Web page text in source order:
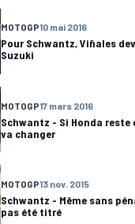
MOTOGP10 mai 2016
Pour Schwantz, Viñales
Suzuki
MOTOGP17 mars 2016
Schwantz - Si Honda
va changer
MOTOGP13 nov. 2015
Schwantz - Même sans
pas été titré